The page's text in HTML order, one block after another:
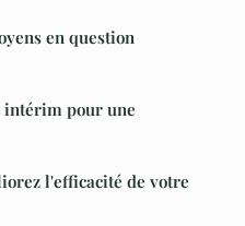
en question
intérim pour une
l'efficacité de votre